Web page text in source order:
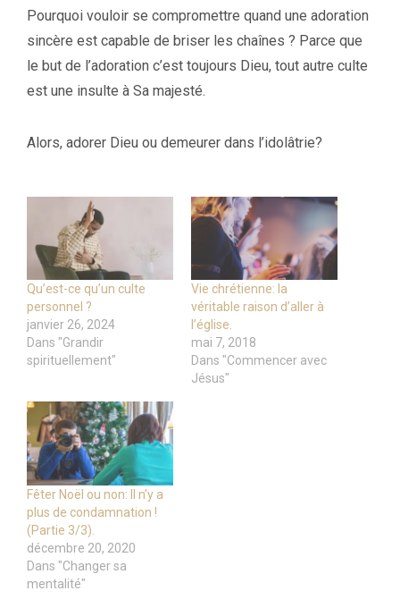
Pourquoi vouloir se compromettre quand une adoration
sincère est capable de briser les chaînes ? Parce que
le but de l’adoration c’est toujours Dieu, tout autre culte
est une insulte à Sa majesté.
Alors, adorer Dieu ou demeurer dans l’idolâtrie?
Qu’est-ce qu’un culte
personnel ?
janvier 26, 2024
Dans "Grandir
spirituellement"
Vie chrétienne: la
véritable raison d’aller à
l’église.
mai 7, 2018
Dans "Commencer avec
Jésus"
Fêter Noël ou non: Il n’y a
plus de condamnation !
(Partie 3/3).
décembre 20, 2020
Dans "Changer sa
mentalité"